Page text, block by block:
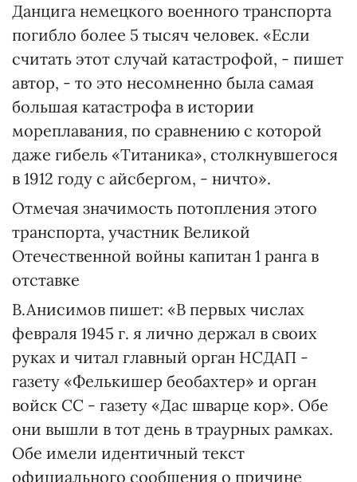
Данцига немецкого военного транспорта
погибло более 5 тысяч человек. «Если
считать этот случай катастрофой, - пишет
автор, - то это несомненно была самая
большая катастрофа в истории
мореплавания, по сравнению с которой
даже гибель «Титаника», столкнувшегося
в 1912 году с айсбергом, - ничто».
Отмечая значимость потопления этого
транспорта, участник Великой
Отечественной войны капитан 1 ранга в
отставке
В.Анисимов пишет: «В первых числах
февраля 1945 г. я лично держал в своих
руках и читал главный орган НСДАП -
газету «Фелькишер беобахтер» и орган
войск СС - газету «Дас шварце кор». Обе
они вышли в тот день в траурных рамках.
Обе имели идентичный текст
официального сообщения о причине